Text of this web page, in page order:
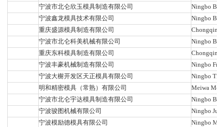
宁波市北仑欣玉模具制造有限公司
Ningbo
宁波鑫龙模具技术有限公司
Ningbo
重庆盛源模具制造有限公司
宁波市北仑科美机械有限公司
Ningbo
重庆东科模具制造有限公司
宁波丰豪机械制造有限公司
Ningbo
宁波大榭开发区天正模具有限公司
Ningbo
明和精密模具（常熟）有限公司
Meiwa
宁波市北仑宇达模具制造有限公司
Ningbo
宁波骏图机械有限公司
Ningbo
宁波模励德模具有限公司
Ningbo